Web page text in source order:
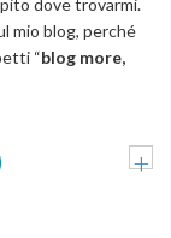
dove trovarmi.
mio blog, perché
“blog more,
+